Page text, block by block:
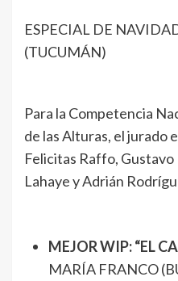
ESPECIAL DE
(TUCUMÁN)
Para la Competencia
de las Alturas, el jurado
Felicitas Raffo,
Lahaye y Adrián
MEJOR WIP: “EL
MARÍA FRANCO